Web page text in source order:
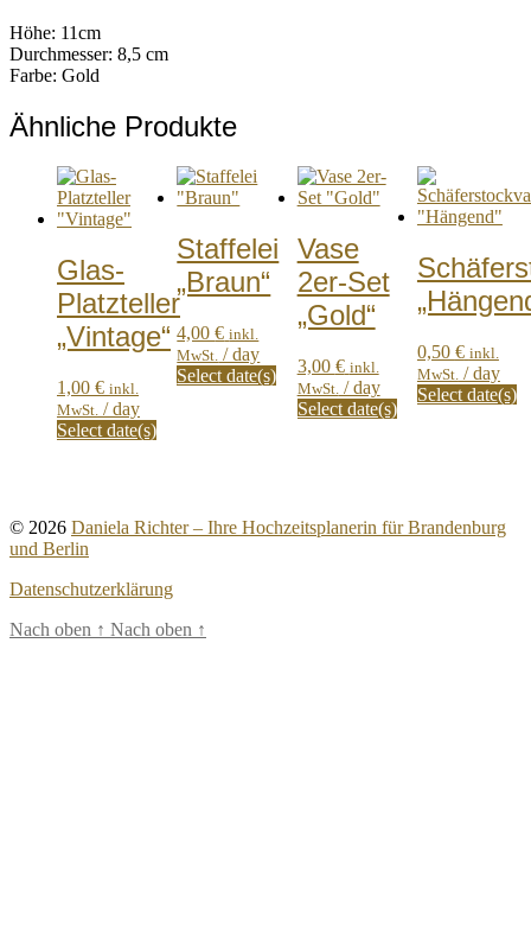
Höhe: 11cm
Durchmesser: 8,5 cm
Farbe: Gold
Ähnliche Produkte
Glas-
Platzteller
„Vintage“
1,00 € inkl.
MwSt. / day
Select date(s)
Staffelei
„Braun“
4,00€ inkl.
MwSt. / day
Select date(s)
Vase
2er-Set
„Gold“
3,00 € inkl.
MwSt. / day
Select date(s)
0,50 € inkl.
MwSt. / day
Select date(s)
© 2026 Daniela Richter – Ihre Hochzeitsplanerin für Brandenburg
und Berlin
Datenschutzerklärung
Nach oben ↑ Nach oben ↑